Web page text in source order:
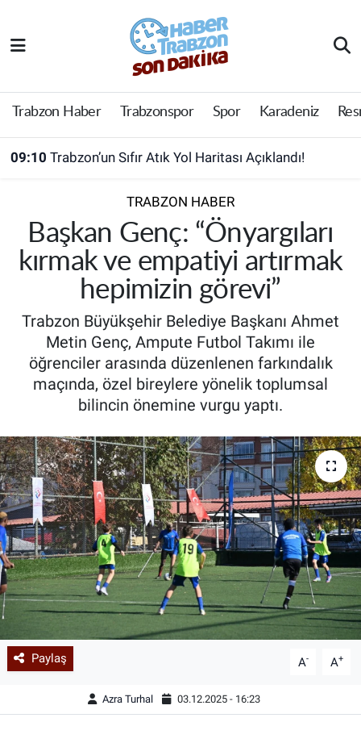
Trabzon Haber Trabzonspor Spor Karadeniz
09:10 Trabzon’un Sıfır Atık Yol Haritası Açıklandı!
TRABZON HABER
Başkan Genç: “Önyargıları
kırmak ve empatiyi artırmak
hepimizin görevi”
Trabzon Büyükşehir Belediye Başkanı Ahmet
Metin Genç, Ampute Futbol Takımı ile
öğrenciler arasında düzenlenen farkındalık
maçında, özel bireylere yönelik toplumsal
bilincin önemine vurgu yaptı.
Paylaş A- A+
Azra Turhal 03.12.2025 - 16:23
Trabzon Haber
Trabzonspor
Resmi Reklam
Yazarlar
Perde Arkası
Trabzon Nöbetçi Eczaneler
Trabzon Hava Durumu
Süper Lig Puan Durumu ve Fikstür
Tüm Manşetler
Son Dakika Haberleri
Haber Arşivi